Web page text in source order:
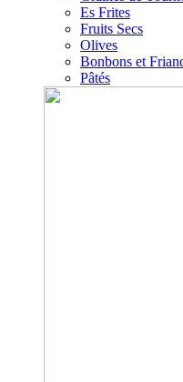
Es Frites
Fruits Secs
Olives
Bonbons et
Pâtés